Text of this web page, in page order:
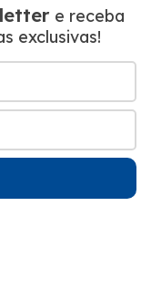
e receba
exclusivas!